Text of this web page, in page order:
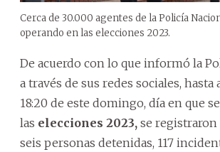
Cerca de 30.000 agentes de la Policía
operando en las elecciones 2023.
De acuerdo con lo que informó la
a través de sus redes sociales, hasta
18:20 de este domingo, día en que
las elecciones 2023, se
seis personas detenidas, 117